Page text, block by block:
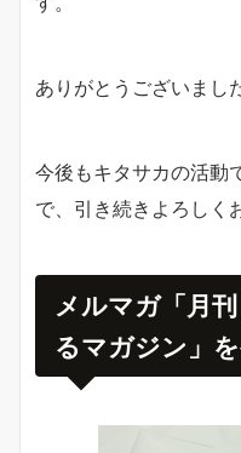
ありがとうございまし
今後もキタサカの活動
で、引き続きよろしく
メルマガ「月
るマガジン」